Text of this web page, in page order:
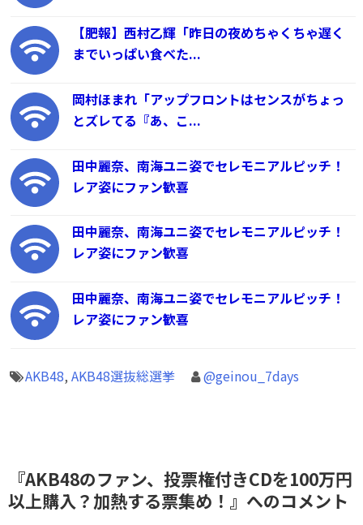
【肥報】西村乙輝「昨日の夜めちゃくちゃ遅く
までいっぱい食べた...
岡村ほまれ「アップフロントはセンスがちょっ
とズレてる『あ、こ...
田中麗奈、南海ユニ姿でセレモニアルピッチ！
レア姿にファン歓喜
田中麗奈、南海ユニ姿でセレモニアルピッチ！
レア姿にファン歓喜
田中麗奈、南海ユニ姿でセレモニアルピッチ！
レア姿にファン歓喜
AKB48, AKB48選抜総選挙 @geinou_7days
『AKB48のファン、投票権付きCDを100万円
以上購入？加熱する票集め！』へのコメント